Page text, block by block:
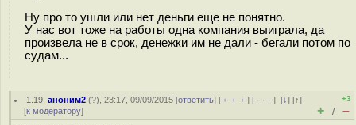
Ну про то ушли или нет деньги еще не понятно.
У нас вот тоже на работы одна компания выиграла, да
произвела не в срок, денежки им не дали - бегали потом по
судам...
1.19 ,аноним2 (?), 23:17, 09/09/2015 [ответить] [ ﹢﹢﹢] [ · · ·][↓] [↑]
[к модератору]
+3
+ / –